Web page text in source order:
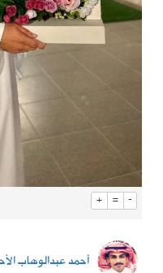
+ = -
أحمد عبدالوهاب